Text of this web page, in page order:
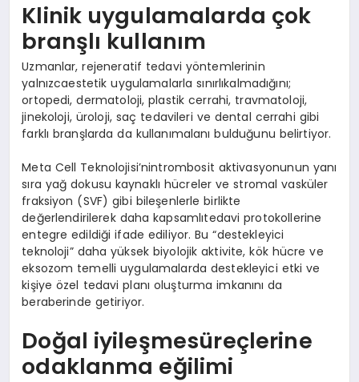
Klinik uygulamalarda çok
branşlı kullanım
Uzmanlar, rejeneratif tedavi yöntemlerinin
yalnızcaestetik uygulamalarla sınırlıkalmadığını;
ortopedi, dermatoloji, plastik cerrahi, travmatoloji,
jinekoloji, üroloji, saç tedavileri ve dental cerrahi gibi
farklı branşlarda da kullanımalanı bulduğunu belirtiyor.
Meta Cell Teknolojisi’nintrombosit aktivasyonunun yanı
sıra yağ dokusu kaynaklı hücreler ve stromal vasküler
fraksiyon (SVF) gibi bileşenlerle birlikte
değerlendirilerek daha kapsamlıtedavi protokollerine
entegre edildiği ifade ediliyor. Bu “destekleyici
teknoloji” daha yüksek biyolojik aktivite, kök hücre ve
eksozom temelli uygulamalarda destekleyici etki ve
kişiye özel tedavi planı oluşturma imkanını da
beraberinde getiriyor.
Doğal iyileşmesüreçlerine
odaklanma eğilimi